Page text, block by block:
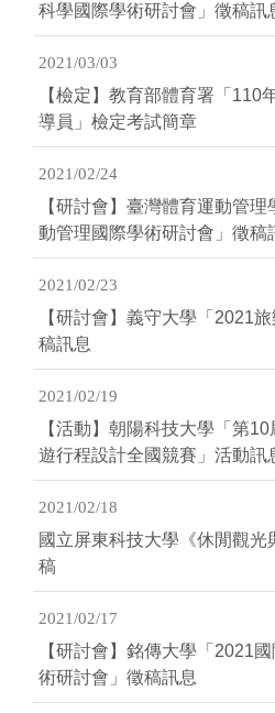
科學國際學術研討會」徵稿訊
2021/03/03
【檢定】教育部體育署「110
導員」檢定考試簡章
2021/02/24
【研討會】臺灣體育運動管
動管理國際學術研討會」徵稿
2021/02/23
【研討會】義守大學「2021
稿訊息
2021/02/19
【活動】朝陽科技大學「第
遊行程設計全國競賽」活動訊
2021/02/18
國立屏東科技大學《休閒觀
稿
2021/02/17
【研討會】銘傳大學「2021
術研討會」徵稿訊息